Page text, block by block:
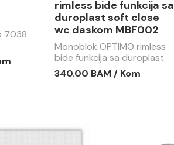
7038
rimless bide funkcija sa
duroplast soft close
wc daskom MBF002
Monoblok OPTIMO rimless
bide funkcija sa duroplast
soft close wc daskom
MBF002
340.00 BAM / Kom